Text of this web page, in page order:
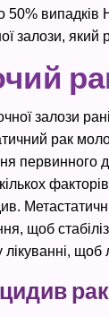
який
залози
рак
щоб
щоб